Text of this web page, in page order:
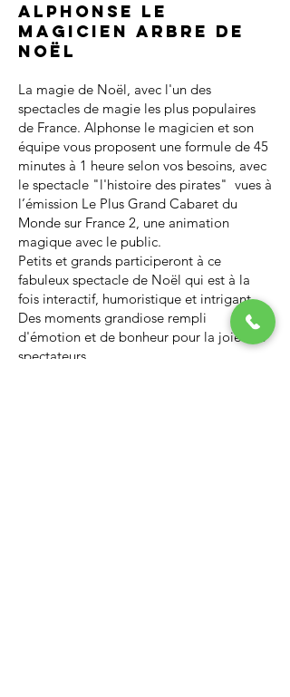
Alphonse le
magicien arbre de
noël
La magie de Noël, avec l'un des
spectacles de magie les plus populaires
de France. Alphonse le magicien et son
équipe vous proposent une formule de 45
minutes à 1 heure selon vos besoins, avec
le spectacle "l'histoire des pirates" vues à
l’émission Le Plus Grand Cabaret du
Monde sur France 2, une animation
magique avec le public.
Petits et grands participeront à ce
fabuleux spectacle de Noël qui est à la
fois interactif, humoristique et intrigant.
Des moments grandiose rempli
d'émotion et de bonheur pour la joie des
spectateurs.